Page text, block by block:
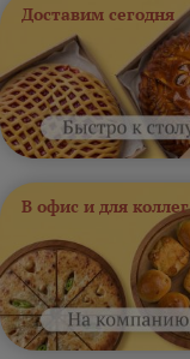
Доставим сегодня
В офис и для коллег